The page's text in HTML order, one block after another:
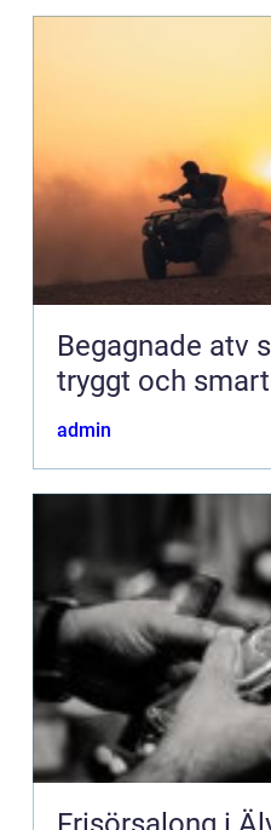
Begagnade atv så gör du ett
tryggt och
admin